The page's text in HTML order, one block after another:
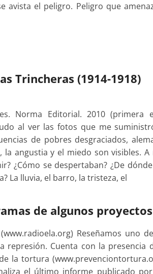
avista el peligro. Peligro que
Trincheras (1914-1918)
Norma Editorial. 2010
al ver las fotos que me
de pobres desgraciados,
la angustia y el miedo son visibles.
¿Cómo se despertaban? ¿De
La lluvia, el barro, la tristeza, el
de algunos
Reseñamos uno
represión. Cuenta con la presencia
la tortura
el último informe publicado